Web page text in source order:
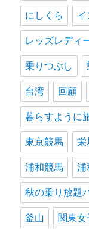
にしくら イ
レッズレディ
乗りつぶし
台湾 回顧
暮らすように
東京競馬 栄
浦和競馬 浦
秋の乗り放題
釜山 関東